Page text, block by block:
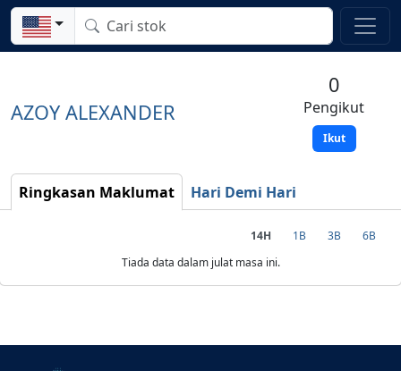
AZOY ALEXANDER
0
Pengikut
Ikut
Ringkasan Maklumat Hari Demi Hari
14H 1B 3B
6B
Tiada data dalam julat masa ini.